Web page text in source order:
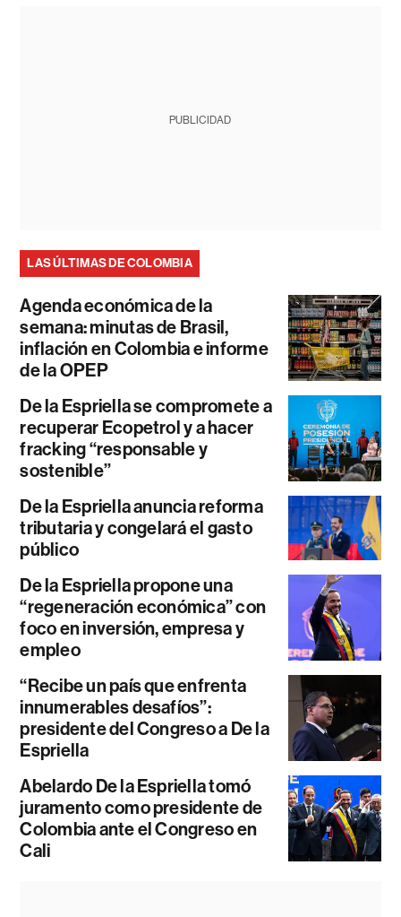
PUBLICIDAD
LAS ÚLTIMAS DE COLOMBIA
Agenda económica de la
semana: minutas de Brasil,
inflación en Colombia e informe
de la OPEP
De la Espriella se compromete a
recuperar Ecopetrol y a hacer
fracking “responsable y
sostenible”
De la Espriella anuncia reforma
tributaria y congelará el gasto
público
De la Espriella propone una
“regeneración económica” con
foco en inversión, empresa y
empleo
“Recibe un país que enfrenta
innumerables desafíos”:
presidente del Congreso a De la
Espriella
Abelardo De la Espriella tomó
juramento como presidente de
Colombia ante el Congreso en
Cali